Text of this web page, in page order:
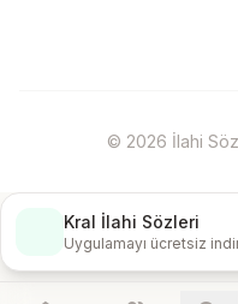
© 2026 İlahi
Kral İlahi Sözleri
Uygulamayı ücretsiz